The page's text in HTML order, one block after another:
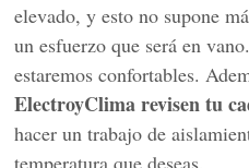
elevado, y esto no supone
un esfuerzo que será en
estaremos confortables.
ElectroyClima revisen tu
hacer un trabajo de
temperatura que deseas.